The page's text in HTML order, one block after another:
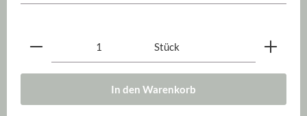
Produkt Anzahl: Gib den gewünschten Wert ein
Stück
In den Warenkorb